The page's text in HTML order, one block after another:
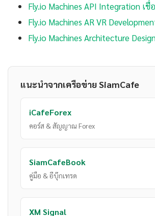
Fly.io Machines API Integration เ
Fly.io Machines AR VR
Fly.io Machines Architecture
แนะนำจากเครือข่าย SiamCafe
iCafeForex
คอร์ส & สัญญาณ Forex
SiamCafeBook
คู่มือ & อีบุ๊กเทรด
XM Signal